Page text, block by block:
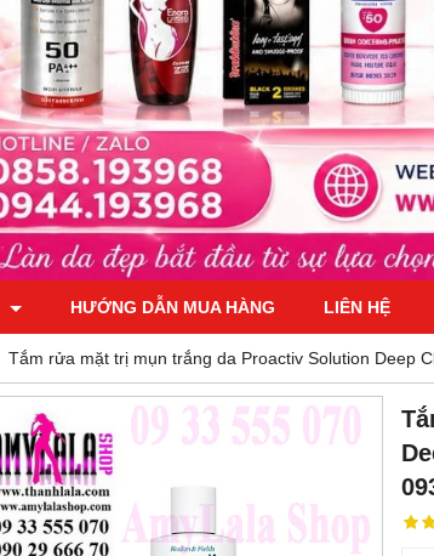
HƯỚNG DẪN MUA HÀNG LIÊN HỆ
Tắm rửa mặt trị mụn trắng da Proactiv Solution Deep